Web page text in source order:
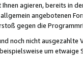
agieren, bereits in
angebotenen
gegen die
noch nicht ausgezahlte
um etwaige